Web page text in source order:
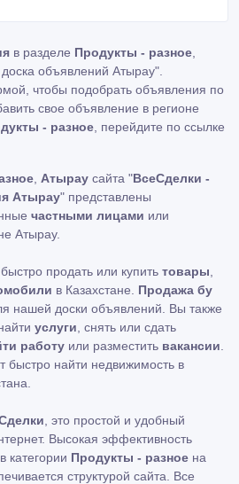
в разделе Продукты - разное
объявлений Атырау".
чтобы подобрать объявления по
свое объявление в регионе
- разное , перейдите по ссылке
Атырау сайта "ВсеСделки -
Атырау" представлены
частными лицами или
Атырау.
продать или купить товары
в Казахстане. Продажа бу
нашей доски объявлений. Вы также
услуги , снять или сдать
работу или разместить вакансии
быстро найти недвижимость в
, это простой и удобный
Высокая эффективность
категории Продукты - разное на
структурой сайта. Все